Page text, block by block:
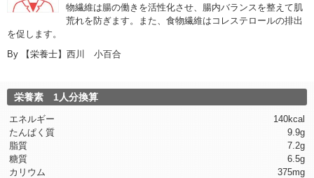
物繊維は腸の働きを活性化させ、腸内バランスを整えて肌
荒れを防ぎます。また、食物繊維はコレステロールの排出
を促します。
By
【栄養士】西川 小百合
栄養素 1人分換算
エネルギー
140kcal
たんぱく質
9.9g
脂質
7.2g
糖質
6.5g
カリウム
375mg